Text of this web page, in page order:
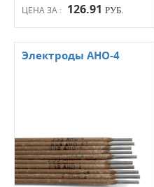
ЦЕНА ЗА : 126.91 РУБ.
Электроды АНО-4